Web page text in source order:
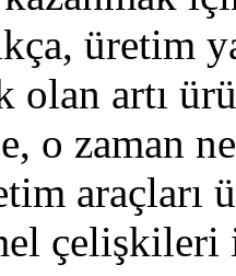
üretim
olan artı
o zaman
araçları
çelişkileri